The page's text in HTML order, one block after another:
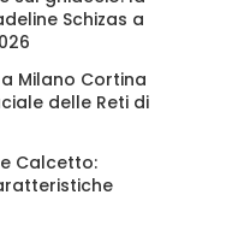
Schizas a
Milano Cortina
delle Reti di
Calcetto: